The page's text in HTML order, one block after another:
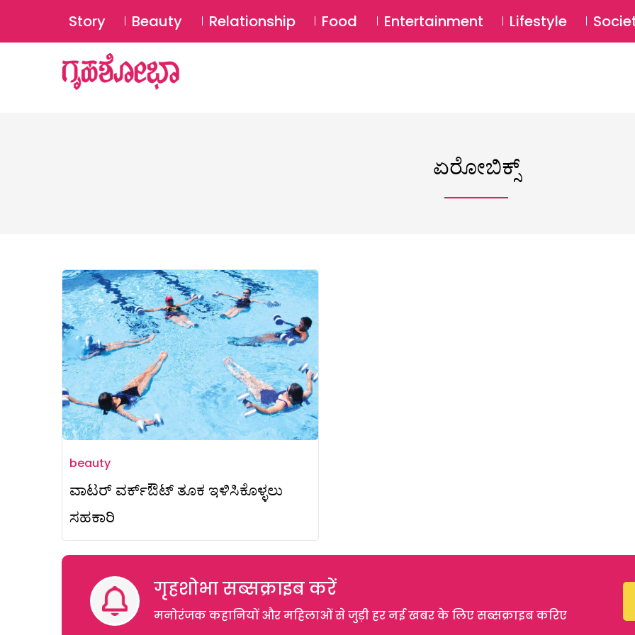
Story Beauty Relationship Food Entertainment Lifestyle
ಏರೋಬಿಕ್ಸ್
beauty
ವಾಟರ್ ವರ್ಕ್ಔಟ್ ತೂಕ ಇಳಿಸಿಕೊಳ್ಳಲು
ಸಹಕಾರಿ
गृहशोभा सब्सक्राइब करें
मनोरंजक कहानियों और महिलाओं से जुड़ी हर नई खबर के लिए सब्सक्राइब करिए